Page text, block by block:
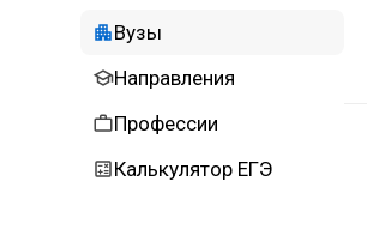
Вузы
Направления
Профессии
Калькулятор ЕГЭ